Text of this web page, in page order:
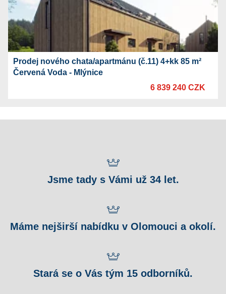
Prodej nového chata/apartmánu (č.11) 4+kk 85 m²
Červená Voda - Mlýnice
6 839 240 CZK
Jsme tady s Vámi už 34 let.
Máme nejširší nabídku v Olomouci a okolí.
Stará se o Vás tým 15 odborníků.